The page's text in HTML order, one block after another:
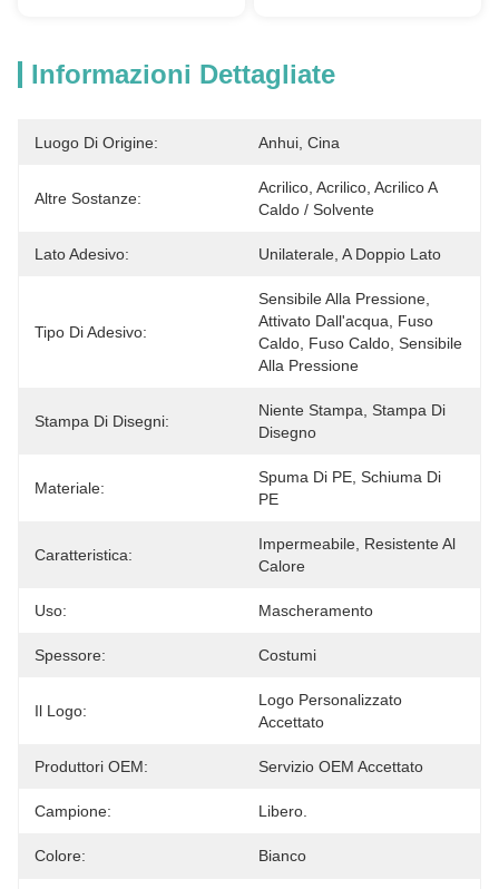
Informazioni Dettagliate
Luogo Di Origine: Anhui, Cina
Altre Sostanze:
Acrilico, Acrilico, Acrilico A
Caldo / Solvente
Lato Adesivo: Unilaterale, A Doppio Lato
Tipo Di Adesivo:
Sensibile Alla Pressione,
Attivato Dall'acqua, Fuso
Caldo, Fuso Caldo, Sensibile
Alla Pressione
Stampa Di Disegni:
Niente Stampa, Stampa Di
Disegno
Materiale:
Spuma Di PE, Schiuma Di
PE
Caratteristica:
Impermeabile, Resistente Al
Calore
Uso: Mascheramento
Spessore: Costumi
Il Logo:
Logo Personalizzato
Accettato
Produttori OEM: Servizio OEM Accettato
Campione: Libero.
Colore: Bianco